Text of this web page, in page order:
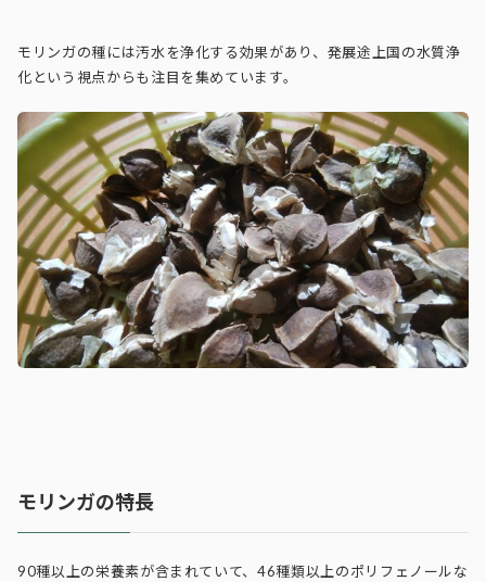
モリンガの種には汚水を浄化する効果があり、発展途上国の水質浄
化という視点からも注目を集めています。
モリンガの特長
90種以上の栄養素が含まれていて、46種類以上のポリフェノールな